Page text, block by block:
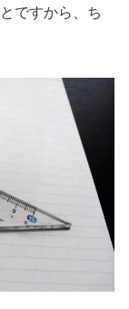
ですから、ち